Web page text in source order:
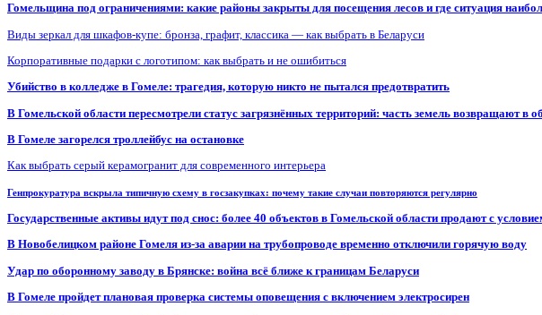
Гомельщина под ограничениями: какие районы закрыты для посещения лесов и где ситуация
Виды зеркал для шкафов-купе: бронза, графит, классика — как выбрать в Беларуси
Корпоративные подарки с логотипом: как выбрать и не ошибиться
Убийство в колледже в Гомеле: трагедия, которую никто не пытался предотвратить
В Гомельской области пересмотрели статус загрязнённых территорий: часть земель возвращают в
В Гомеле загорелся троллейбус на остановке
Как выбрать серый керамогранит для современного интерьера
Генпрокуратура вскрыла типичную схему в госзакупках: почему такие случаи повторяются регулярно
Государственные активы идут под снос: более 40 объектов в Гомельской области продают с
В Новобелицком районе Гомеля из-за аварии на трубопроводе временно отключили горячую воду
Удар по оборонному заводу в Брянске: война всё ближе к границам Беларуси
В Гомеле пройдет плановая проверка системы оповещения с включением электросирен